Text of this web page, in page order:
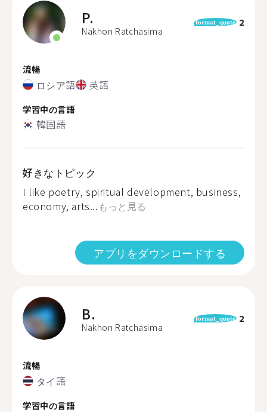
P.
Nakhon Ratchasima
format_quote 2
流暢
ロシア語 英語
学習中の言語
韓国語
好きなトピック
I like poetry, spiritual development, business,
economy, arts... もっと見る
アプリをダウンロードする
B.
Nakhon Ratchasima
format_quote 2
流暢
タイ語
学習中の言語